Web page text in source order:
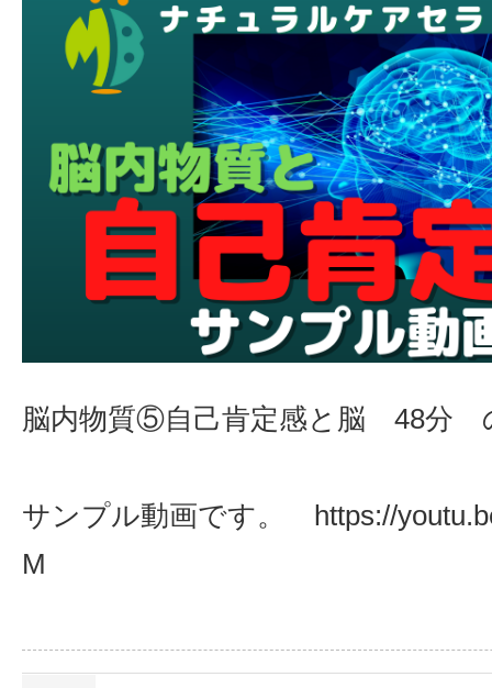
脳内物質⑤自己肯定感と脳 48分
サンプル動画です。 https://
M